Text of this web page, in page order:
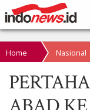
Home Nasional